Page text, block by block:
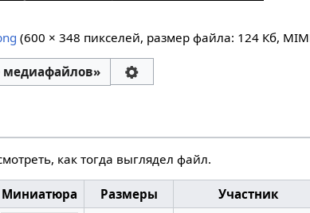
‎(600 × 348 пикселей, размер файла: 124 Кб,
медиафайлов»
как тогда выглядел файл.
Миниатюра Размеры Участник